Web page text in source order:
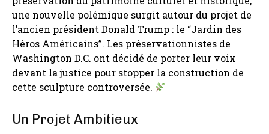
une nouvelle polémique surgit autour du projet de
l’ancien président Donald Trump : le “Jardin des
Héros Américains”. Les préservationnistes de
Washington D.C. ont décidé de porter leur voix
devant la justice pour stopper la construction de
cette sculpture controversée.
Un Projet Ambitieux